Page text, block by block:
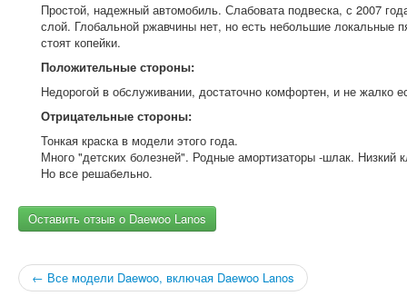
Простой, надежный автомобиль. Слабовата подвеска, с 2007
слой. Глобальной ржавчины нет, но есть небольшие локальные
стоят копейки.
Положительные стороны:
Недорогой в обслуживании, достаточно комфортен, и не жалко
Отрицательные стороны:
Тонкая краска в модели этого года.
Много "детских болезней". Родные амортизаторы -шлак. Низкий
Но все решабельно.
Оставить отзыв о Daewoo Lanos
← Все модели Daewoo, включая Daewoo Lanos